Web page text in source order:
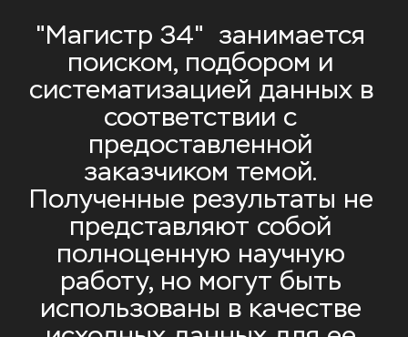
"Магистр 34"  занимается
поиском, подбором и
систематизацией данных в
соответствии с
предоставленной
заказчиком темой.
Полученные результаты не
представляют собой
полноценную научную
работу, но могут быть
использованы в качестве